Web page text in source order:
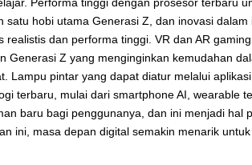
hobi utama Generasi Z, dan inovasi
dan performa tinggi. VR dan AR
Z yang menginginkan kemudahan
pintar yang dapat diatur melalui
terbaru, mulai dari smartphone AI, wearable
baru bagi penggunanya, dan ini menjadi
ini, masa depan digital semakin menarik